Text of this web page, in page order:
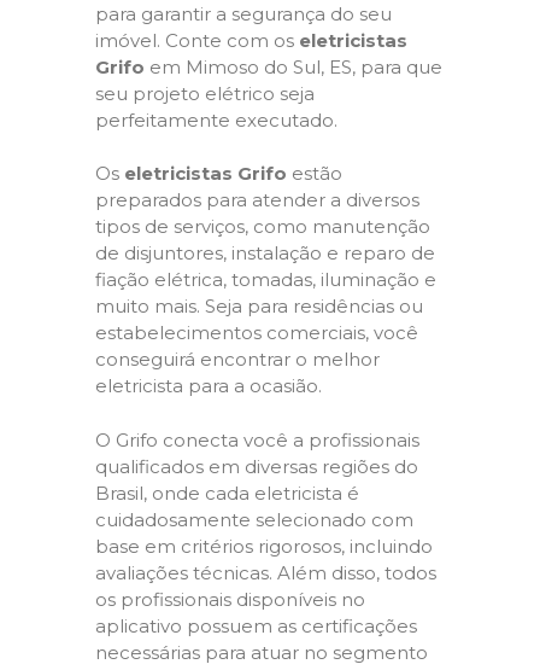
para garantir a segurança do seu
imóvel. Conte com os eletricistas
Grifo em Mimoso do Sul, ES, para que
seu projeto elétrico seja
perfeitamente executado.
Os eletricistas Grifo estão
preparados para atender a diversos
tipos de serviços, como manutenção
de disjuntores, instalação e reparo de
fiação elétrica, tomadas, iluminação e
muito mais. Seja para residências ou
estabelecimentos comerciais, você
conseguirá encontrar o melhor
eletricista para a ocasião.
O Grifo conecta você a profissionais
qualificados em diversas regiões do
Brasil, onde cada eletricista é
cuidadosamente selecionado com
base em critérios rigorosos, incluindo
avaliações técnicas. Além disso, todos
os profissionais disponíveis no
aplicativo possuem as certificações
necessárias para atuar no segmento